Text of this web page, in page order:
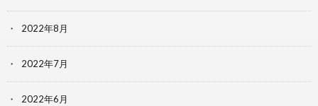
2022年8月
2022年7月
2022年6月